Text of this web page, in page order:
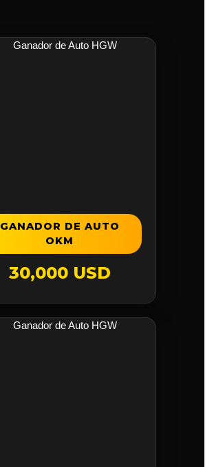
GANADOR DE AUTO
OKM
30,000 USD